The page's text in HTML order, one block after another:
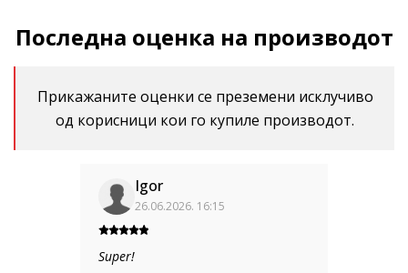
Последна оценка на производот
Прикажаните оценки се преземени исклучиво
од корисници кои го купиле производот.
Igor
26.06.2026. 16:15
Super!